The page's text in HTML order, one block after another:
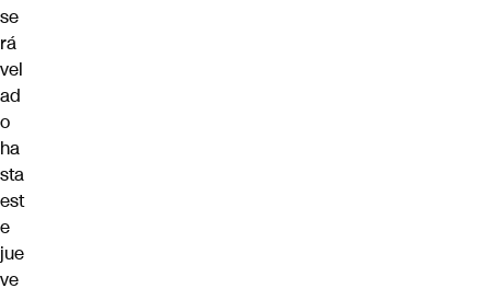
se
rá
vel
ad
o
ha
sta
est
e
jue
ve